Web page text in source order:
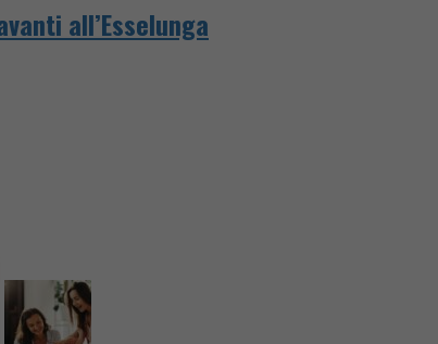
all’Esselunga